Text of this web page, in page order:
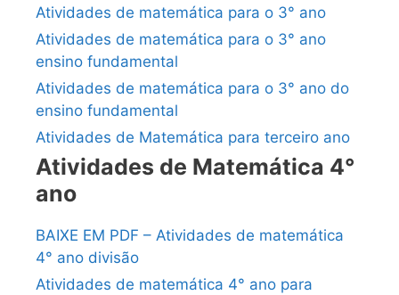
Atividades de matemática para o 3° ano
Atividades de matemática para o 3° ano
ensino fundamental
Atividades de matemática para o 3° ano do
ensino fundamental
Atividades de Matemática para terceiro ano
Atividades de Matemática 4°
ano
BAIXE EM PDF – Atividades de matemática
4° ano divisão
Atividades de matemática 4° ano para